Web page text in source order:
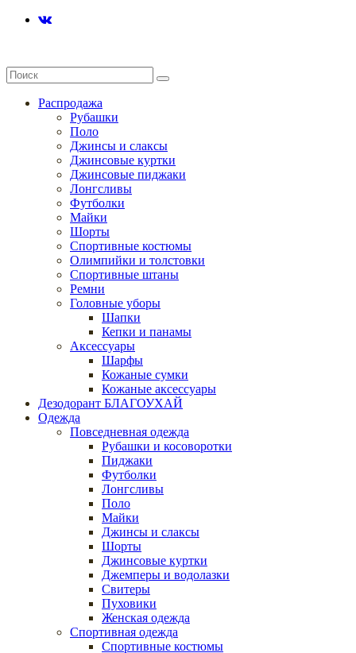
Распродажа
Рубашки
Поло
Джинсы и слаксы
Джинсовые куртки
Джинсовые пиджаки
Лонгсливы
Футболки
Майки
Шорты
Спортивные костюмы
Олимпийки и толстовки
Спортивные штаны
Ремни
Головные уборы
Шапки
Кепки и панамы
Аксессуары
Шарфы
Кожаные сумки
Кожаные аксессуары
Дезодорант БЛАГОУХАЙ
Одежда
Повседневная одежда
Рубашки и косоворотки
Пиджаки
Футболки
Лонгсливы
Поло
Майки
Джинсы и слаксы
Шорты
Джинсовые куртки
Джемперы и водолазки
Свитеры
Пуховики
Женская одежда
Спортивная одежда
Спортивные костюмы